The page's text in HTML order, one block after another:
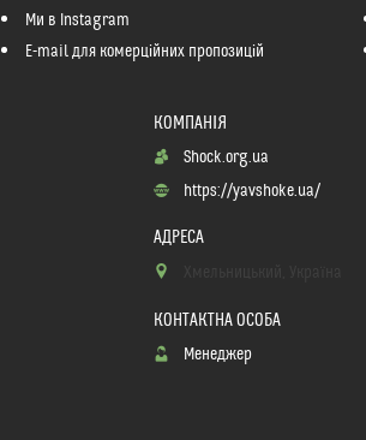
Ми в Instagram
E-mail для комерційних пропозицій
Shock.org.ua
https://yavshoke.ua/
Менеджер